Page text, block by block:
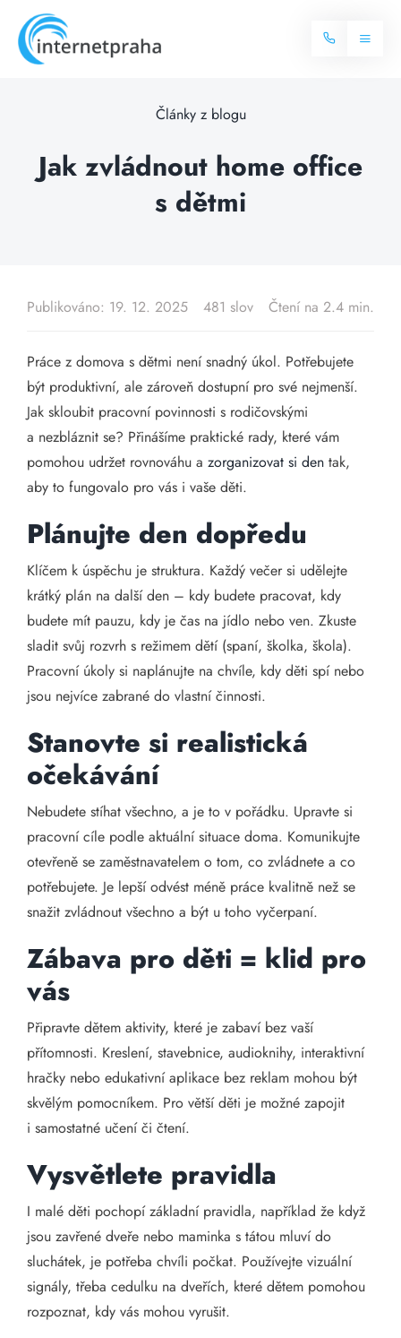
content
Toggle
Balíčky internetu
Blog
Kontakt
Články z blogu
Jak zvládnout home office
s dětmi
Publikováno: 19. 12. 2025 481 slov Čtení na 2.4 min.
Práce z domova s dětmi není snadný úkol. Potřebujete
být produktivní, ale zároveň dostupní pro své nejmenší.
Jak skloubit pracovní povinnosti s rodičovskými
a nezbláznit se? Přinášíme praktické rady, které vám
pomohou udržet rovnováhu a zorganizovat si den tak,
aby to fungovalo pro vás i vaše děti.
Plánujte den dopředu
Klíčem k úspěchu je struktura. Každý večer si udělejte
krátký plán na další den – kdy budete pracovat, kdy
budete mít pauzu, kdy je čas na jídlo nebo ven. Zkuste
sladit svůj rozvrh s režimem dětí (spaní, školka, škola).
Pracovní úkoly si naplánujte na chvíle, kdy děti spí nebo
jsou nejvíce zabrané do vlastní činnosti.
Stanovte si realistická
očekávání
Nebudete stíhat všechno, a je to v pořádku. Upravte si
pracovní cíle podle aktuální situace doma. Komunikujte
otevřeně se zaměstnavatelem o tom, co zvládnete a co
potřebujete. Je lepší odvést méně práce kvalitně než se
snažit zvládnout všechno a být u toho vyčerpaní.
Zábava pro děti = klid pro
vás
Připravte dětem aktivity, které je zabaví bez vaší
přítomnosti. Kreslení, stavebnice, audioknihy, interaktivní
hračky nebo edukativní aplikace bez reklam mohou být
skvělým pomocníkem. Pro větší děti je možné zapojit
i samostatné učení či čtení.
Vysvětlete pravidla
I malé děti pochopí základní pravidla, například že když
jsou zavřené dveře nebo maminka s tátou mluví do
sluchátek, je potřeba chvíli počkat. Používejte vizuální
signály, třeba cedulku na dveřích, které dětem pomohou
rozpoznat, kdy vás mohou vyrušit.